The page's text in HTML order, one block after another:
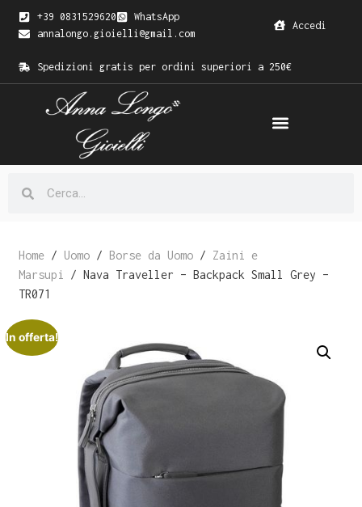
+39 0831529620
WhatsApp
annalongo.gioielli@gmail.com
Accedi
Spedizioni gratis per ordini superiori a 250€
Home / Uomo / Borse da Uomo / Zaini e
Marsupi
/ Nava Traveller – Backpack Small Grey –
TR071
In offerta!